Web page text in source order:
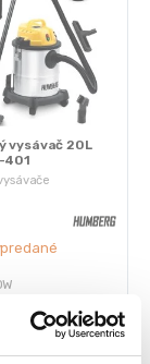
vysávač 20L
401
vysávanie